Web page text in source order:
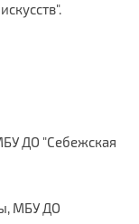
ДО "Себежская
МБУ ДО